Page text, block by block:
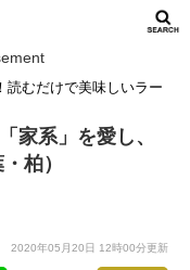
読むだけで美味しいラー
家系」を愛し、
柏）
2020年05月20日 12時00分更新